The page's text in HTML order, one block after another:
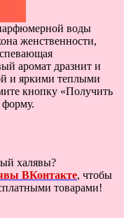
воды
женственности,
аромат дразнит и
и яркими теплыми
кнопку «Получить
форму.
халявы?
ВКонтакте, чтобы
товарами!